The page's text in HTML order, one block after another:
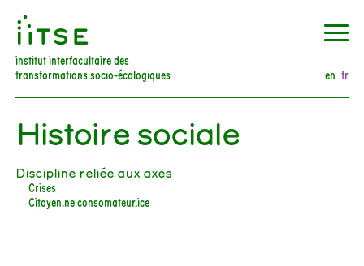
󰀀
institut interfacultaire des
transformations socio-écologiques en fr
Histoire sociale
Discipline reliée aux axes
Crises
Citoyen.ne consomateur.ice